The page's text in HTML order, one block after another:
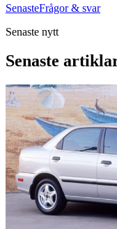
SenasteFrågor & svar
Senaste nytt
Senaste